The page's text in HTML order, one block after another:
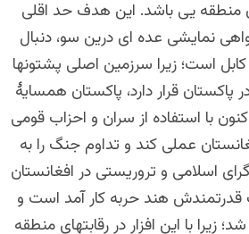
منطقه یی باشد. این هدف حد اقلی
نمایشی عده ای درین سو، دنبال
است؛ زیرا سرزمین اصلی پشتونها
قرار دارد، پاکستان همسایۀ
با استفاده از سران و احزاب قومی
عملی کند و تداوم جنگ را به
اسلامی و تروریستی در افغانستان
قدرتمندش هند حربه کار آمد است و
با این افزار در رقابتهای منطقه